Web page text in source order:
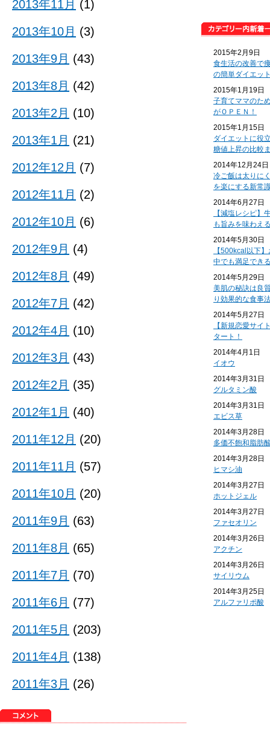
2015年2月9日
食生活の改善で
の簡単ダイエッ
2015年1月19日
子育てママのた
がＯＰＥＮ！
2015年1月15日
ダイエットに役
糖値上昇の比較
2014年12月24日
冷ご飯は太りに
を楽にする新常
2014年6月27日
【減塩レシピ】
も旨みを味わえ
2014年5月30日
【500kcal以下
中でも満足でき
2014年5月29日
美肌の秘訣は良
り効果的な食事
2014年5月27日
【新規恋愛サイ
タート！
2014年4月1日
イオウ
2014年3月31日
グルタミン酸
2014年3月31日
エビス草
2014年3月28日
多価不飽和脂肪
2014年3月28日
ヒマシ油
2014年3月27日
ホットジェル
2014年3月27日
ファセオリン
2014年3月26日
アクチン
2014年3月26日
サイリウム
2014年3月25日
アルファリポ酸
2013年11月 (1)
2013年10月 (3)
2013年9月 (43)
2013年8月 (42)
2013年2月 (10)
2013年1月 (21)
2012年12月 (7)
2012年11月 (2)
2012年10月 (6)
2012年9月 (4)
2012年8月 (49)
2012年7月 (42)
2012年4月 (10)
2012年3月 (43)
2012年2月 (35)
2012年1月 (40)
2011年12月 (20)
2011年11月 (57)
2011年10月 (20)
2011年9月 (63)
2011年8月 (65)
2011年7月 (70)
2011年6月 (77)
2011年5月 (203)
2011年4月 (138)
2011年3月 (26)